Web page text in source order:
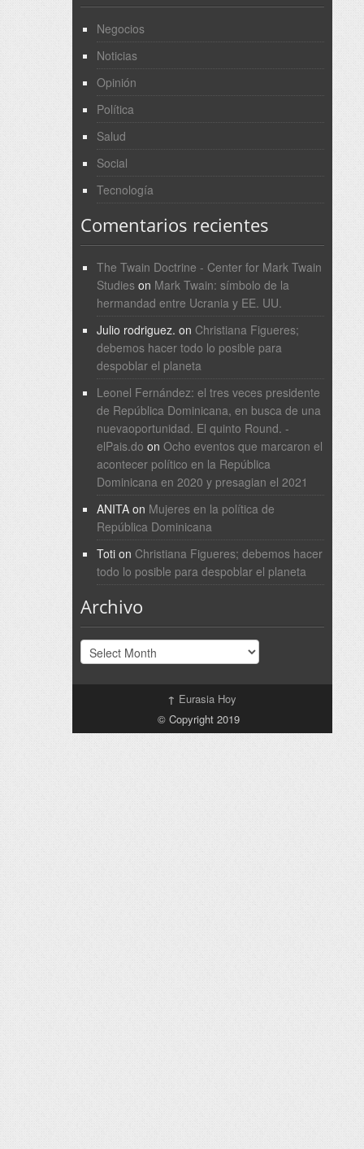
Negocios
Noticias
Opinión
Política
Salud
Social
Tecnología
Comentarios recientes
The Twain Doctrine - Center for Mark Twain
Studieson Mark Twain: símbolo de la
hermandad entre Ucrania y EE. UU.
Julio rodriguez. on Christiana Figueres;
debemos hacer todo lo posible para
despoblar el planeta
Leonel Fernández: el tres veces presidente
de República Dominicana, en busca de una
nuevaoportunidad. El quinto Round. -
elPais.do on Ocho eventos que marcaron el
acontecer político en la República
Dominicana en 2020 y presagian el 2021
ANITAon Mujeres en la política de
República Dominicana
Totion Christiana Figueres; debemos hacer
todo lo posible para despoblar el planeta
Archivo
Archivo
↑ Eurasia Hoy
© Copyright 2019